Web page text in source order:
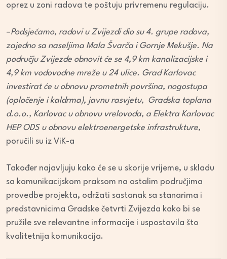
oprez u zoni radova te poštuju privremenu regulaciju.
–Podsjećamo, radovi u Zvijezdi dio su 4. grupe radova,
zajedno sa naseljima Mala Švarča i Gornje Mekušje. Na
području Zvijezde obnovit će se 4,9 km kanalizacijske i
4,9 km vodovodne mreže u 24 ulice. Grad Karlovac
investirat će u obnovu prometnih površina, nogostupa
(opločenje i kaldrma), javnu rasvjetu, Gradska toplana
d.o.o., Karlovac u obnovu vrelovoda, a Elektra Karlovac
HEP ODS u obnovu elektroenergetske infrastrukture,
poručili su iz ViK-a
Također najavljuju kako će se u skorije vrijeme, u skladu
sa komunikacijskom praksom na ostalim područjima
provedbe projekta, održati sastanak sa stanarima i
predstavnicima Gradske četvrti Zvijezda kako bi se
pružile sve relevantne informacije i uspostavila što
kvalitetnija komunikacija.